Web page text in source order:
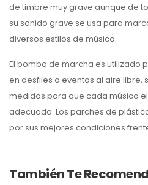
de timbre muy grave aunque de
su sonido grave se usa para
diversos estilos de música.
El bombo de marcha es utilizado
en desfiles o eventos al aire libre,
medidas para que cada músico
adecuado. Los parches de
por sus mejores condiciones
También Te